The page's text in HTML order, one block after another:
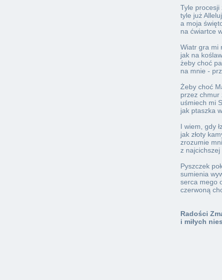
Tyle procesji
tyle już
a moja
na ćwiartce
Wiatr gra mi
jak na
żeby choć
na mnie -
Żeby choć
przez chmur
uśmiech mi
jak ptaszka
I wiem, gdy
jak złoty
zrozumie
z najcichszej
Pyszczek
sumienia
serca mego
czerwoną
Radości
i miłych